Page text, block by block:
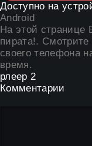
Доступно на
Android
На этой
пирата!. Смотрите
своего телефона
время.
рлеер 2
Комментарии